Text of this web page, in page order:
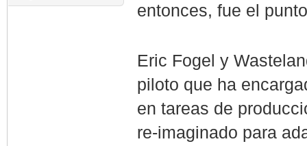
entonces, fue el
Eric Fogel y
piloto que ha
en tareas de
re-imaginado para